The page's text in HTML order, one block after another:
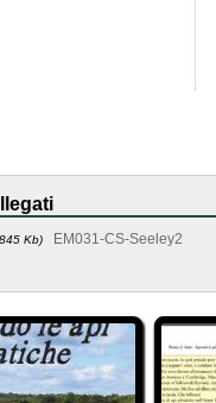
Kb) EM031-CS-Seeley2